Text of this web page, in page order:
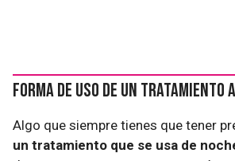
Forma de uso de un tratamiento
Algo que siempre tienes que tener
un tratamiento que se usa de